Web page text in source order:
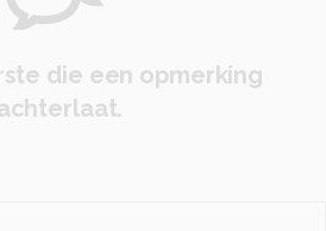
die een opmerking